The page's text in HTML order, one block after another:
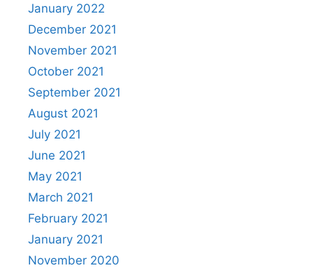
January 2022
December 2021
November 2021
October 2021
September 2021
August 2021
July 2021
June 2021
May 2021
March 2021
February 2021
January 2021
November 2020